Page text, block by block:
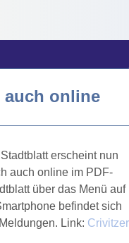
auch online
erscheint nun
auch online im PDF-
über das Menü auf
befindet sich
Link: Crivitzer